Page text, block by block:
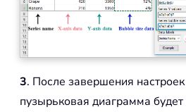
3. После завершения
пузырьковая диаграмма будет